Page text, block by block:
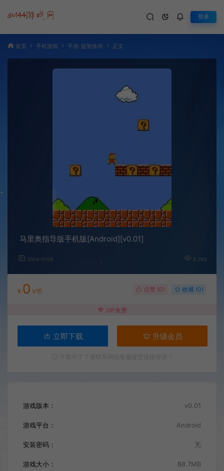
登录
首页 手机游戏 手游-益智休闲 正文
马里奥指导版手机版[Android][v0.01]
2024-11-09 6,263
¥ 0 V币 点赞 (0) 收藏 (0)
VIP免费
立即下载 升级会员
游戏版本： v0.01
游戏平台： Android
安装密码： 无
游戏大小： 88.7MB